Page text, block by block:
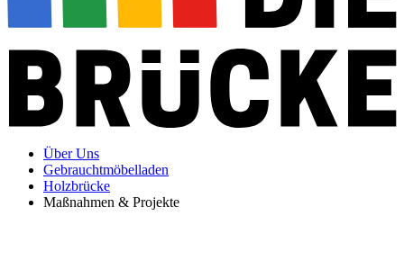
Über Uns
Gebrauchtmöbelladen
Holzbrücke
Maßnahmen & Projekte